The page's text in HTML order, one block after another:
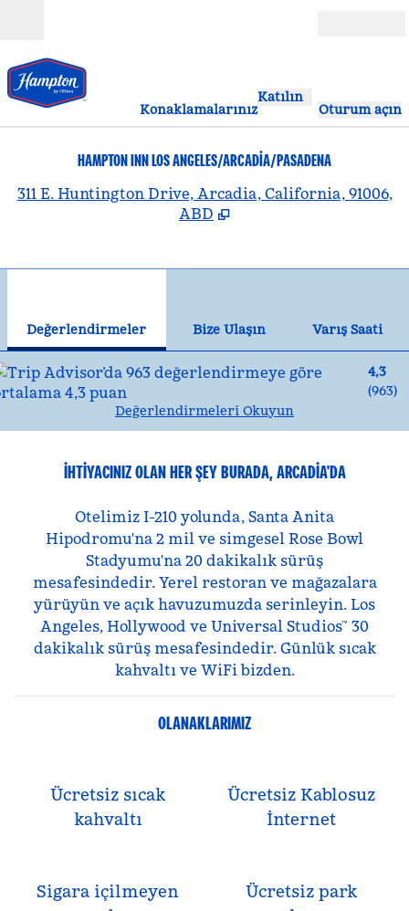
Konaklamalarınız
Katılın
Oturum açın
HAMPTON INN LOS ANGELES/ARCADIA/PASADENA
311 E. Huntington Drive, Arcadia, California, 91006,
ABD
Değerlendirmeler Bize Ulaşın
Varış Saati
4,3
(963)
Değerlendirmeleri Okuyun
İHTIYACINIZ OLAN HER ŞEY BURADA, ARCADIA'DA
Otelimiz I-210 yolunda, Santa Anita
Hipodromu'na 2 mil ve simgesel Rose Bowl
Stadyumu'na 20 dakikalık sürüş
mesafesindedir. Yerel restoran ve mağazalara
yürüyün ve açık havuzumuzda serinleyin. Los
Angeles, Hollywood ve Universal Studios™ 30
dakikalık sürüş mesafesindedir. Günlük sıcak
kahvaltı ve WiFi bizden.
OLANAKLARIMIZ
Ücretsiz sıcak
kahvaltı
Ücretsiz Kablosuz
İnternet
Sigara içilmeyen
Ücretsiz park